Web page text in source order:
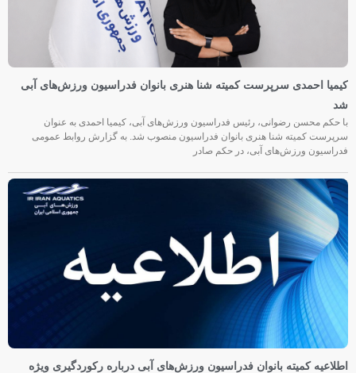
کیمیا احمدی سرپرست کمیته شنا هنری بانوان فدراسیون ورزش‌های آبی
شد
با حکم محسن رضوانی، رئیس فدراسیون ورزش‌های آبی، کیمیا احمدی به عنوان
سرپرست کمیته شنا هنری بانوان فدراسیون منصوب شد. به گزارش روابط عمومی
فدراسیون ورزش‌های آبی، در حکم صادر
اطلاعیه کمیته بانوان فدراسیون ورزش‌های آبی درباره رکوردگیری ویژه